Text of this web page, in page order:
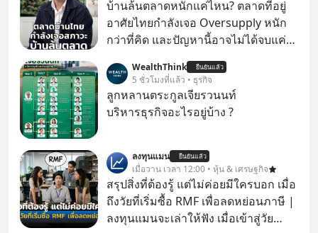
ล้านครั้งแล้ว
บ้านล้นตลาดหนักแค่ไหน? ตลาดที่อยู่
อาศัยไทยกำลังเจอ Oversupply หนัก
กว่าที่คิด และปัญหานี้อาจไม่ได้จบแค่
ล้นตลาด #เศรษฐกิจไทย #EICAround
#SCBThailand สามารถดูคลิปที่
youtube ประกอบได้ที่ link :
https://youtube.com/shorts/-
WealthThink ยืนยันแล้ว
5 ชั่วโมงที่แล้ว • ธุรกิจ
ลูกหลานตระกูลเจียรวนนท์
บริหารธุรกิจอะไรอยู่บ้าง ?
ลงทุนแมน ยืนยันแล้ว
เมื่อวาน เวลา 12:00 • หุ้น & เศรษฐกิจ
สรุปสิ่งที่ต้องรู้ แต่ไม่ค่อยมีใครบอก เมื่อ
ถึงวัยที่เริ่มซื้อ RMF เพื่อลดหย่อนภาษี |
ลงทุนแมนจะเล่าให้ฟัง เมื่อเข้าสู่วัย